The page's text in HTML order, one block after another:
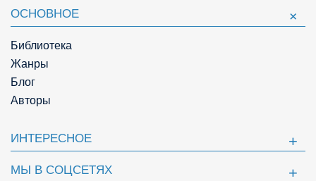
ОСНОВНОЕ
Библиотека
Жанры
Блог
Авторы
ИНТЕРЕСНОЕ
МЫ В СОЦСЕТЯХ